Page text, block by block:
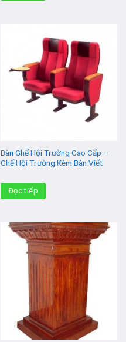
Bàn Ghế Hội Trường Cao Cấp –
Ghế Hội Trường Kèm Bàn Viết
Đọc tiếp